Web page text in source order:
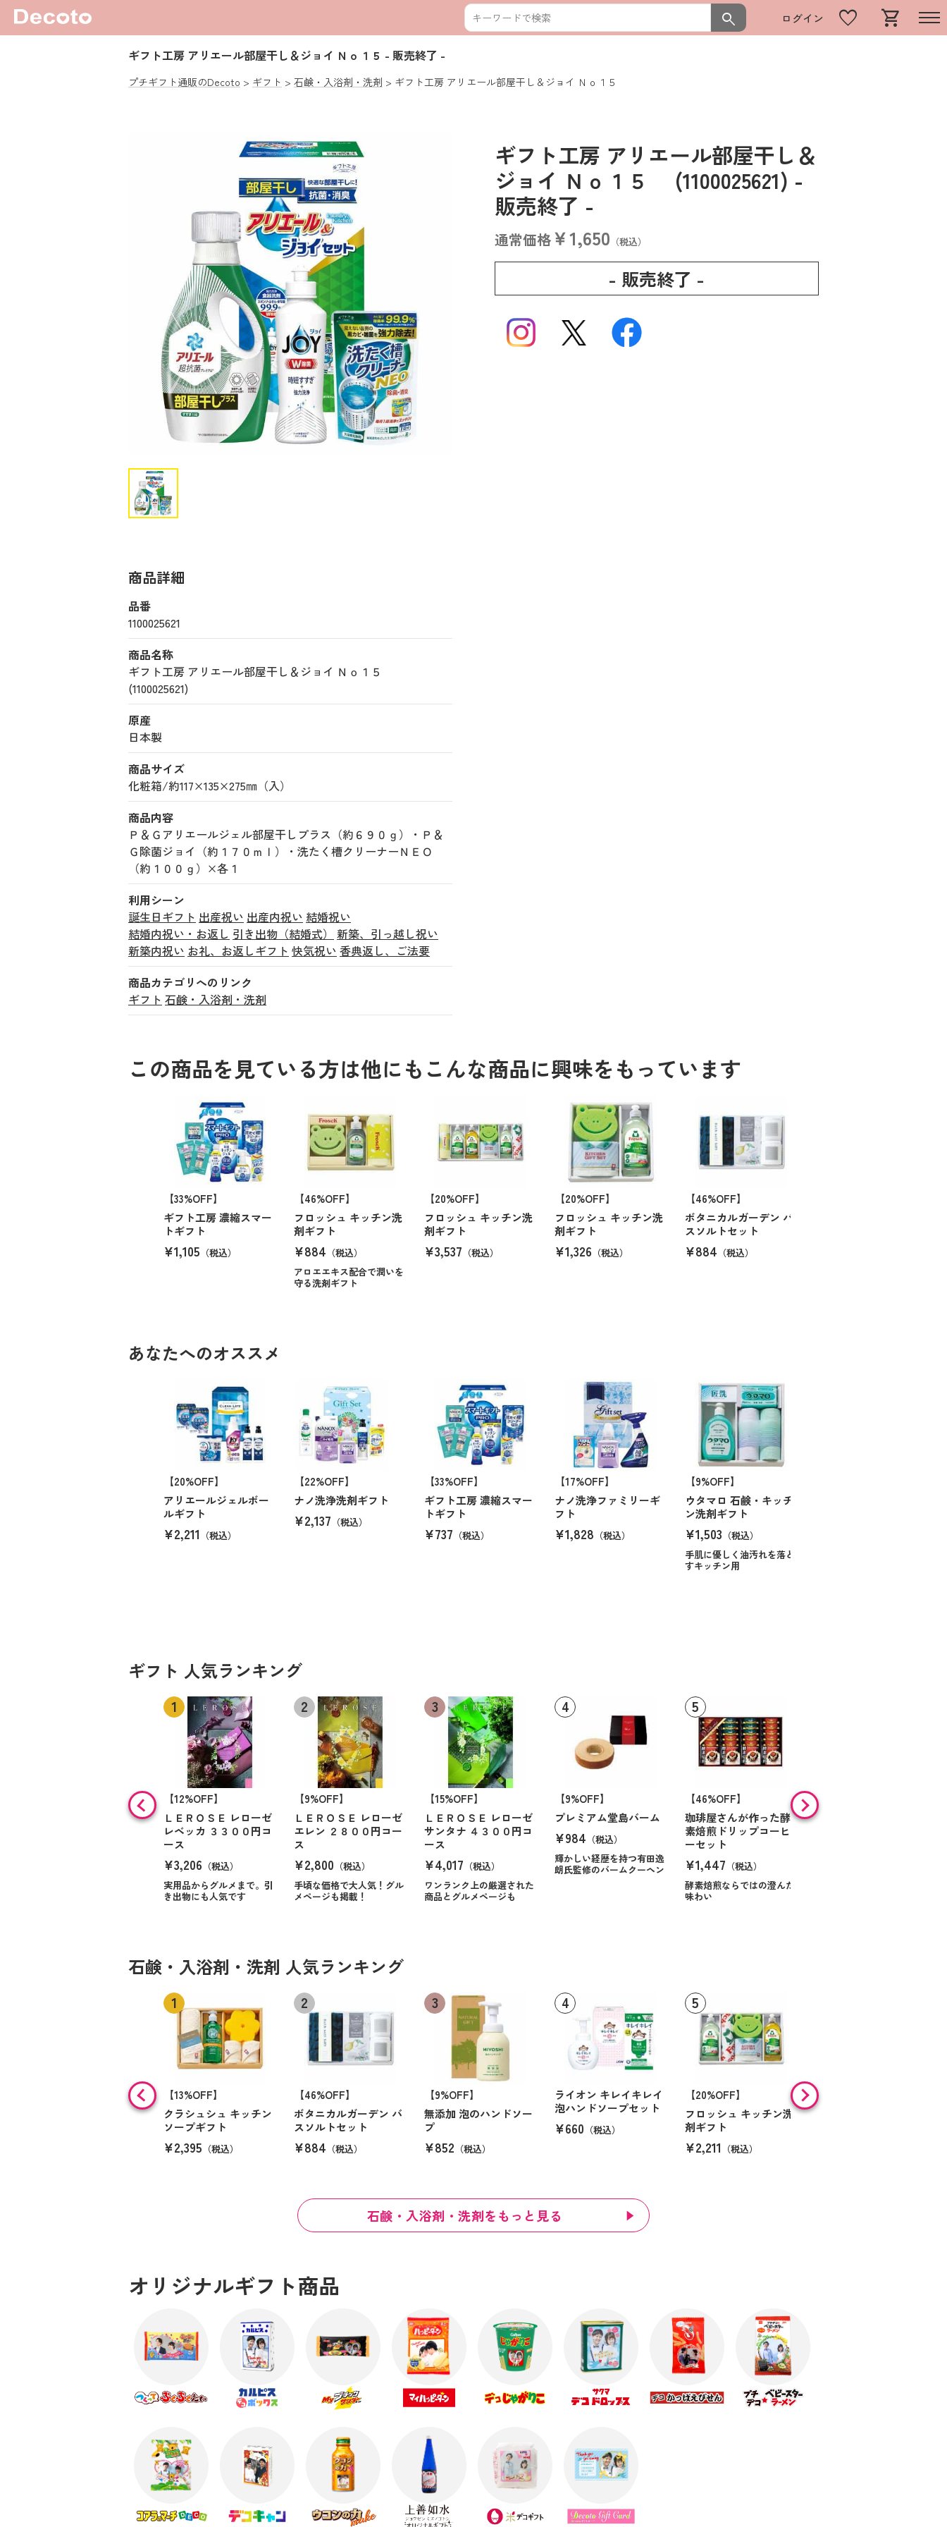
search ログイン favorite shopping_cart
ギフト工房 アリエール部屋干し＆ジョイ Ｎｏ１５ - 販売終了 -
プチギフト通販のDecoto ギフト 石鹸・入浴剤・洗剤 ギフト工房 アリエール部屋干し＆ジョイ Ｎｏ１５
ギフト工房 アリエール部屋干し＆
ジョイ Ｎｏ１５ (1100025621) -
販売終了 -
通常価格￥1,650 （税込）
- 販売終了 -
商品詳細
品番
1100025621
商品名称
ギフト工房 アリエール部屋干し＆ジョイ Ｎｏ１５
(1100025621)
原産
日本製
商品サイズ
化粧箱/約117×135×275㎜（入）
商品内容
Ｐ＆Ｇアリエールジェル部屋干しプラス（約６９０ｇ）・Ｐ＆
Ｇ除菌ジョイ（約１７０ｍｌ）・洗たく槽クリーナーＮＥＯ
（約１００ｇ）×各１
利用シーン
誕生日ギフト 出産祝い 出産内祝い 結婚祝い
結婚内祝い・お返し 引き出物（結婚式）
新築、引っ越し祝い
新築内祝い お礼、お返しギフト 快気祝い 香典返し、ご法要
商品カテゴリへのリンク
ギフト 石鹸・入浴剤・洗剤
この商品を見ている方は他にもこんな商品に興味をもっています
【33%OFF】
ギフト工房 濃縮スマー
トギフト
¥1,105 （税込）
【46%OFF】
フロッシュ キッチン洗
剤ギフト
¥884 （税込）
アロエエキス配合で潤いを
守る洗剤ギフト
【20%OFF】
フロッシュ キッチン洗
剤ギフト
¥3,537 （税込）
【20%OFF】
フロッシュ キッチン洗
剤ギフト
¥1,326 （税込）
【46%OFF】
ボタニカルガーデン バ
スソルトセット
¥884 （税込）
あなたへのオススメ
【20%OFF】
アリエールジェルボー
ルギフト
¥2,211 （税込）
【22%OFF】
ナノ洗浄洗剤ギフト
¥2,137 （税込）
【33%OFF】
ギフト工房 濃縮スマー
トギフト
¥737 （税込）
【17%OFF】
ナノ洗浄ファミリーギ
フト
¥1,828 （税込）
【9%OFF】
ウタマロ 石鹸・キッチ
ン洗剤ギフト
¥1,503 （税込）
手肌に優しく油汚れを落と
すキッチン用
ギフト 人気ランキング
【12%OFF】
ＬＥＲＯＳＥ レローゼ
レベッカ ３３００円コ
ース
¥3,206 （税込）
実用品からグルメまで。引
き出物にも人気です
【9%OFF】
ＬＥＲＯＳＥ レローゼ
エレン ２８００円コー
ス
¥2,800 （税込）
手頃な価格で大人気！グル
メページも掲載！
【15%OFF】
ＬＥＲＯＳＥ レローゼ
サンタナ ４３００円コ
ース
¥4,017 （税込）
ワンランク上の厳選された
商品とグルメページも
【9%OFF】
プレミアム堂島バーム
¥984 （税込）
輝かしい経歴を持つ有田逸
朗氏監修のバームクーヘン
【46%OFF】
珈琲屋さんが作った酵
素焙煎ドリップコーヒ
ーセット
¥1,447 （税込）
酵素焙煎ならではの澄んだ
味わい
【9%OFF】
アラン・ド・パリ ショ
石鹸・入浴剤・洗剤 人気ランキング
【13%OFF】
クラシュシュ キッチン
ソープギフト
¥2,395 （税込）
【46%OFF】
ボタニカルガーデン バ
スソルトセット
¥884 （税込）
【9%OFF】
無添加 泡のハンドソー
プ
¥852 （税込）
ライオン キレイキレイ
泡ハンドソープセット
¥660 （税込）
【20%OFF】
フロッシュ キッチン洗
剤ギフト
¥2,211 （税込）
【9%OFF】
ウタマロ 石鹸・キッチ
石鹸・入浴剤・洗剤をもっと見る
オリジナルギフト商品